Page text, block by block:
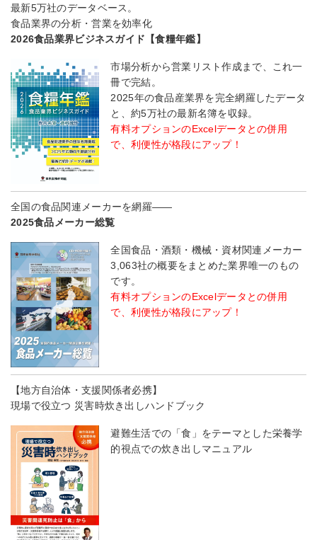
最新5万社のデータベース。
食品業界の分析・営業を効率化
2026食品業界ビジネスガイド【食糧年鑑】
市場分析から営業リスト作成まで、これ一
冊で完結。
2025年の食品産業界を完全網羅したデータ
と、約5万社の最新名簿を収録。
有料オプションのExcelデータとの併用
で、利便性が格段にアップ！
全国の食品関連メーカーを網羅――
2025食品メーカー総覧
全国食品・酒類・機械・資材関連メーカー
3,063社の概要をまとめた業界唯一のもの
です。
有料オプションのExcelデータとの併用
で、利便性が格段にアップ！
【地方自治体・支援関係者必携】
現場で役立つ 災害時炊き出しハンドブック
避難生活での「食」をテーマとした栄養学
的視点での炊き出しマニュアル